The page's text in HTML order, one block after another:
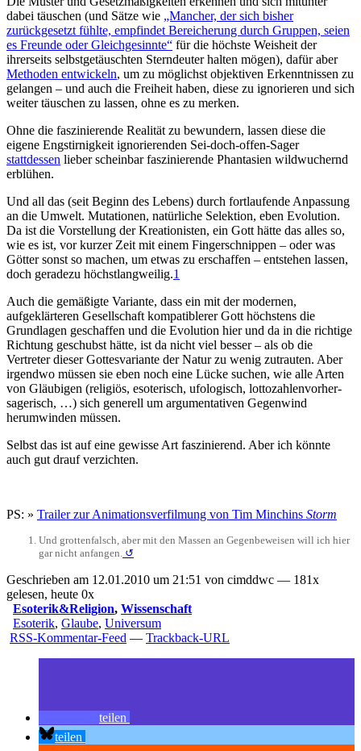
dabei täuschen (und Sätze wie „Mancher, der sich bisher
zurückgesetzt fühlte, empfindet Bereicherung durch Gruppen, seien
es Freunde oder Gleichgesinnte“ für die höchste Weisheit der
ihrerseits selbst­getäuschten Sterndeuter halten mögen), dafür aber
Methoden entwickeln, um zu möglichst objektiven Erkenntnissen zu
gelangen – und auch die Freiheit haben, diese zu ignorieren und sich
weiter täuschen zu lassen, ohne es zu merken.
Ohne die faszinierende Realität zu bewundern, lassen diese die
eigene Engstirnigkeit ignorierenden Sei-doch-offen-Sager
stattdessen lieber scheinbar faszinierende Phantasien wildwuchernd
erblühen.
Und all das (seit Beginn des Lebens) durch fortlaufende Anpassung
an die Umwelt. Mutationen, natürliche Selektion, eben Evolution.
Da ist die Vorstellung der Kreationisten, ein Gott hätte das alles so,
wie es ist, vor kurzer Zeit mit einem Finger­schnippen – oder was
Götter sonst so machen, um etwas zu erschaffen – entstehen lassen,
doch geradezu höchst­langweilig.1
Auch die gemäßigte Variante, dass ein mit der modernen,
aufgeklärteren Gesellschaft kompatiblerer Gott höchstens die
Grundlagen geschaffen und die Evolution hier und da in die richtige
Richtung geschubst hätte, ist da nicht viel besser – als ob die
Vertreter dieser Gottesvariante der Natur zu wenig zutrauten. Aber
irgendwo müssen sie eben noch eine Lücke suchen, wie alle Arten
von Gläubigen (religiös, esoterisch, ufologisch, lottozahlen­vorher­
sagerisch, …) sich generell um argumentativen Gegenwind
herumwinden müssen.
Selbst das ist auf eine gewisse Art faszinierend. Aber ich könnte
auch gut drauf verzichten.
PS: » Trailer zur Animationsverfilmung von Tim Minchins Storm
Und grottenfalsch, aber mit den Massen an Gegenbeweisen will ich hier
gar nicht anfangen. ↺
Geschrieben am 12.01.2010 um 21:51 von cimddwc — 181x
gelesen, heute 0x
Esoterik&Religion, Wissenschaft
Esoterik, Glaube, Universum
RSS-Kommentar-Feed — Trackback-URL
teilen
teilen